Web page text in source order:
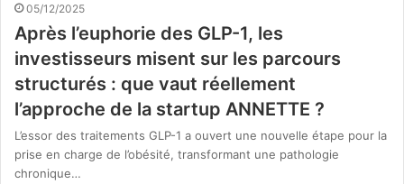
05/12/2025
Après l’euphorie des GLP-1, les
investisseurs misent sur les parcours
structurés : que vaut réellement
l’approche de la startup ANNETTE ?
L’essor des traitements GLP-1 a ouvert une nouvelle étape pour la
prise en charge de l’obésité, transformant une pathologie
chronique…